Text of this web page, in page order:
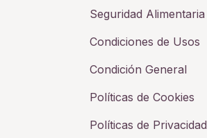
Seguridad Alimentaria
Condiciones de Usos
Condición General
Políticas de Cookies
Políticas de Privacidad